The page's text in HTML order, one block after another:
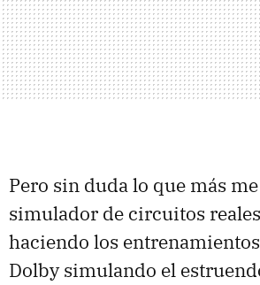
Pero sin duda lo que más
simulador de circuitos
haciendo los
Dolby simulando el